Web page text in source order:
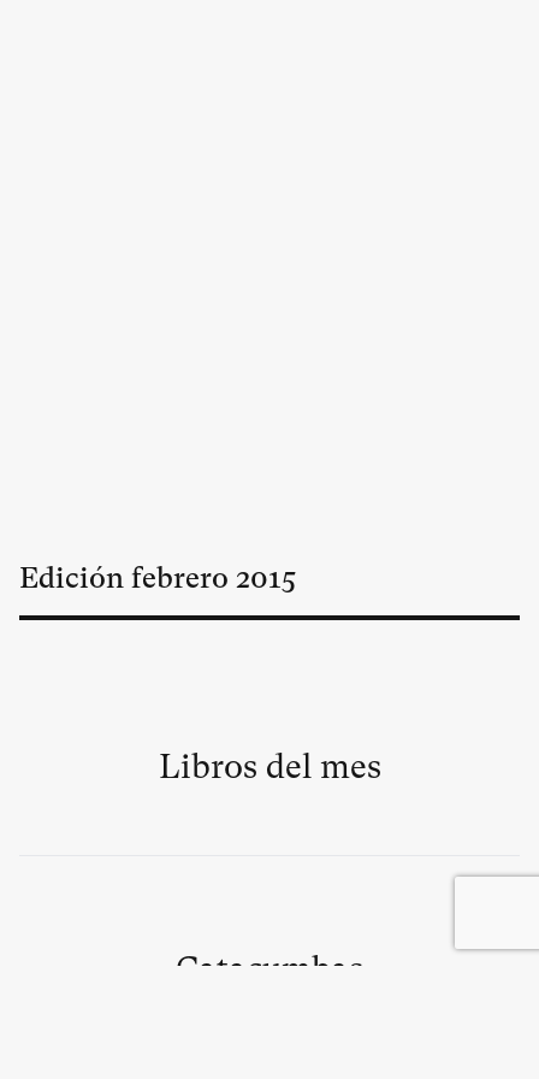
Edición febrero 2015
Libros del mes
Catacumbas